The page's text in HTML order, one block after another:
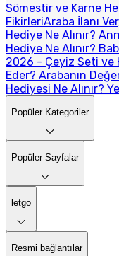
Sömestir ve Karne
FikirleriAraba İlanı
Hediye Ne Alınır?
Hediye Ne Alınır?
2026 - Çeyiz Seti ve
Eder? Arabanın
Hediyesi Ne Alınır?
Popüler Kategoriler
Popüler Sayfalar
letgo
Resmi bağlantılar